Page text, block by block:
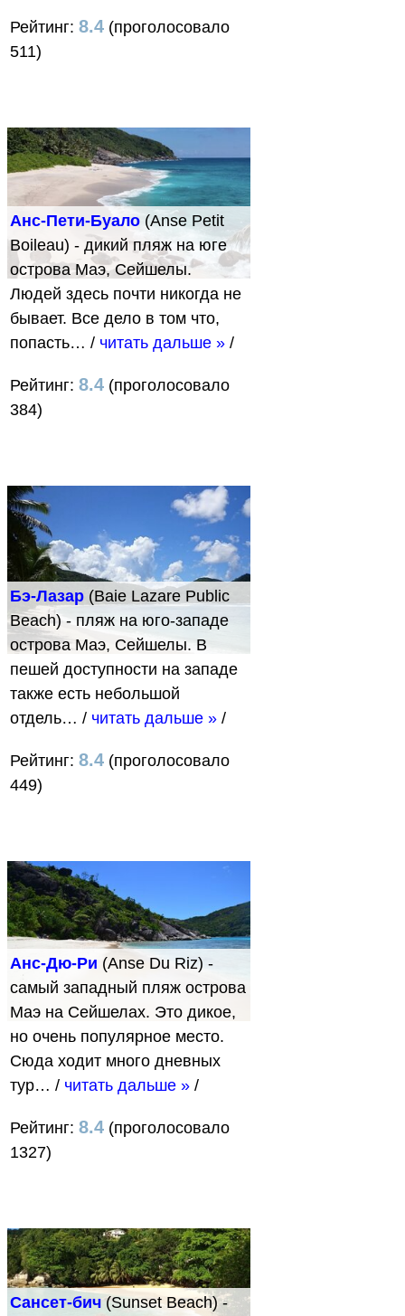
Рейтинг: 8.4 (проголосовало
511)
Анс-Пети-Буало (Anse Petit
Boileau) - дикий пляж на юге
острова Маэ, Сейшелы.
Людей здесь почти никогда не
бывает. Все дело в том что,
попасть… / читать дальше » /
Рейтинг: 8.4 (проголосовало
384)
Бэ-Лазар (Baie Lazare Public
Beach) - пляж на юго-западе
острова Маэ, Сейшелы. В
пешей доступности на западе
также есть небольшой
отдель… / читать дальше » /
Рейтинг: 8.4 (проголосовало
449)
Анс-Дю-Ри (Anse Du Riz) -
самый западный пляж острова
Маэ на Сейшелах. Это дикое,
но очень популярное место.
Сюда ходит много дневных
тур… / читать дальше » /
Рейтинг: 8.4 (проголосовало
1327)
Сансет-бич (Sunset Beach) -